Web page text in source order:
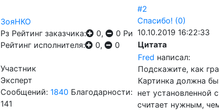
ЗояНКО
Рз Рейтинг заказчика: 0, 0 Ри
Рейтинг исполнителя:
0, 0
Участник
Эксперт
Сообщений: 1840 Благодарности:
141
#2
Спасибо! (0)
10.10.2019 16:22:33
Цитата
Fred написал:
Подскажите, как
Картинка должна
нет установленной
считает нужным,